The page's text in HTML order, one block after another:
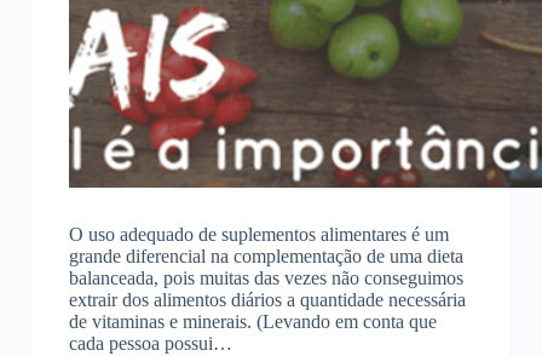
O uso adequado de suplementos alimentares é um
grande diferencial na complementação de uma dieta
balanceada, pois muitas das vezes não conseguimos
extrair dos alimentos diários a quantidade necessária
de vitaminas e minerais. (Levando em conta que
cada pessoa possui…